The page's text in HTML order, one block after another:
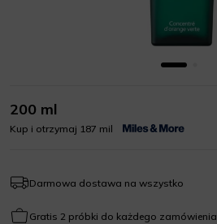
200 ml
Kup i otrzymaj 187 mil
Darmowa dostawa na wszystko
Gratis 2 próbki do każdego zamówienia